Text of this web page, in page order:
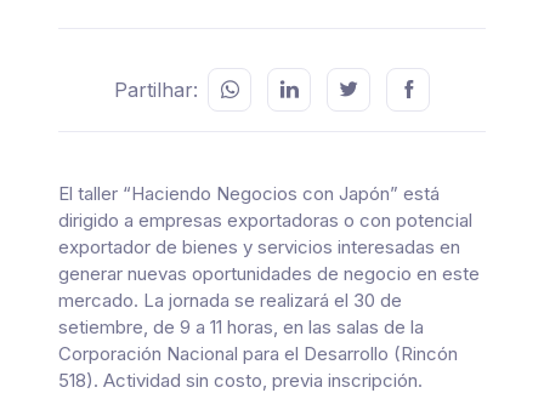
Partilhar:
El taller “Haciendo Negocios con Japón” está
dirigido a empresas exportadoras o con potencial
exportador de bienes y servicios interesadas en
generar nuevas oportunidades de negocio en este
mercado. La jornada se realizará el 30 de
setiembre, de 9 a 11 horas, en las salas de la
Corporación Nacional para el Desarrollo (Rincón
518). Actividad sin costo, previa inscripción.